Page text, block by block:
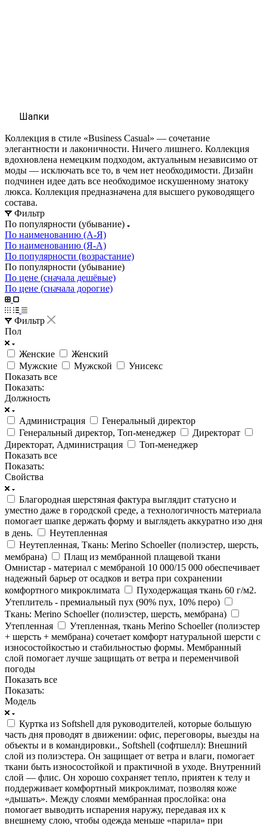
Шапки
Коллекция в стиле «Business Casual» — сочетание
элегантности и лаконичности. Ничего лишнего. Коллекция
вдохновлена немецким подходом, актуальным независимо от
моды — исключать все то, в чем нет необходимости. Дизайн
подчинен идее дать все необходимое искушенному знатоку
люкса. Коллекция предназначена для высшего руководящего
состава.
Фильтр
По популярности (убывание)
По наименованию (А-Я)
По наименованию (Я-А)
По популярности (возрастание)
По популярности (убывание)
По цене (сначала дешёвые)
По цене (сначала дорогие)
Фильтр
Пол
Женские
Женский
Мужские
Мужской
Унисекс
Показать все
Показать:
Должность
Администрация
Генеральный директор
Генеральный директор, Топ-менеджер
Директорат
Директорат, Администрация
Топ-менеджер
Показать все
Показать:
Свойства
Благородная шерстяная фактура выглядит статусно и
уместно даже в городской среде, а технологичность материала
помогает шапке держать форму и выглядеть аккуратно изо дня
в день.
Неутепленная
Неутепленная, Ткань: Merino Schoeller (полиэстер, шерсть,
мембрана)
Плащ из мембранной плащевой ткани
Омнистар - материал с мембраной 10 000/15 000 обеспечивает
надежный барьер от осадков и ветра при сохранении
комфортного микроклимата
Пуходержащая ткань 60 г/м2.
Утеплитель - премиальный пух (90% пух, 10% перо)
Ткань: Merino Schoeller (полиэстер, шерсть, мембрана)
Утепленная
Утепленная, ткань Merino Schoeller (полиэстер
+ шерсть + мембрана) сочетает комфорт натуральной шерсти с
износостойкостью и стабильностью формы. Мембранный
слой помогает лучше защищать от ветра и переменчивой
погоды
Показать все
Показать:
Модель
Куртка из Softshell для руководителей, которые большую
часть дня проводят в движении: офис, переговоры, выезды на
объекты и в командировки., Softshell (софтшелл): Внешний
слой из полиэстера. Он защищает от ветра и влаги, помогает
ткани быть износостойкой и практичной в уходе. Внутренний
слой — флис. Он хорошо сохраняет тепло, приятен к телу и
поддерживает комфортный микроклимат, позволяя коже
«дышать». Между слоями мембранная прослойка: она
помогает выводить испарения наружу, передавая их к
внешнему слою, чтобы одежда меньше «парила» при